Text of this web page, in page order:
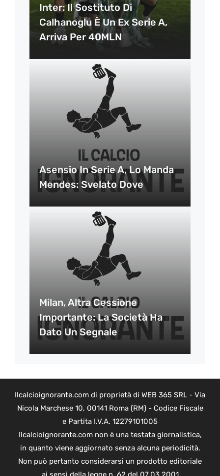
Inter: Il Sostituto Di
Calhanoglu È Un Ex Serie A,
Arriva Per 40MLN
Asensio In Serie A, Lo Manda
Mendes: Svelato Dove
Milan, Altra Cessione
Importante: La Società Ha
Dato Un Segnale
Ilcalcioignorante.com di proprietà di WEB 365 SRL - Via
Nicola Marchese 10, 00141 Roma (RM) - Codice Fiscale
e Partita I.V.A. 12279101005
Ilcalcioignorante.com non è una testata giornalistica,
in quanto viene aggiornato senza alcuna periodicità.
Non può pertanto considerarsi un prodotto editoriale